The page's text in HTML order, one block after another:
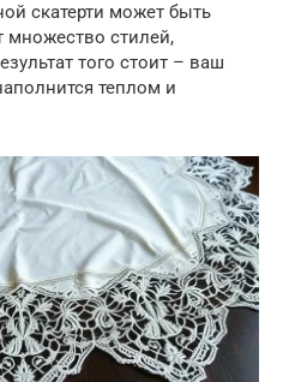
скатерти может быть
множество стилей,
того стоит – ваш
теплом и